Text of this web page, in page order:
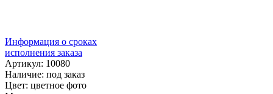
Информация о сроках
исполнения заказа
Артикул: 10080
Наличие: под заказ
Цвет: цветное фото